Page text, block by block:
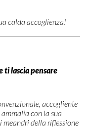
calda accoglienza!
ti lascia pensare
accogliente
con la sua
meandri della riflessione